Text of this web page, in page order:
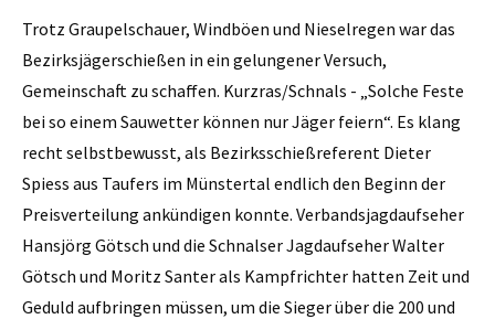
Trotz Graupelschauer, Windböen und Nieselregen war das
Bezirksjägerschießen in ein gelungener Versuch,
Gemeinschaft zu schaffen. Kurzras/Schnals - „Solche Feste
bei so einem Sauwetter können nur Jäger feiern“. Es klang
recht selbstbewusst, als Bezirksschießreferent Dieter
Spiess aus Taufers im Münstertal endlich den Beginn der
Preisverteilung ankündigen konnte. Verbandsjagdaufseher
Hansjörg Götsch und die Schnalser Jagdaufseher Walter
Götsch und Moritz Santer als Kampfrichter hatten Zeit und
Geduld aufbringen müssen, um die Sieger über die 200 und